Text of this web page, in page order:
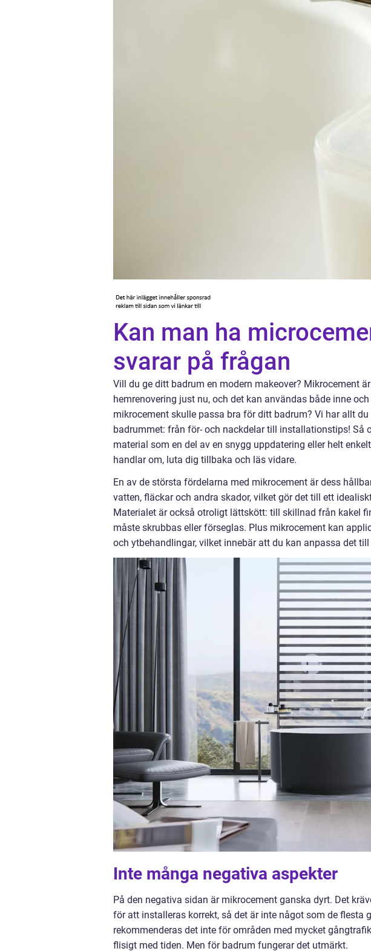
Kan man ha
svarar på frågan
Vill du ge ditt badrum en modern makeover? Mikrocement
hemrenovering just nu, och det kan användas både inne
mikrocement skulle passa bra för ditt badrum? Vi har allt
badrummet: från för- och nackdelar till installationstips! Så
material som en del av en snygg uppdatering eller helt
handlar om, luta dig tillbaka och läs vidare.
En av de största fördelarna med mikrocement är dess
vatten, fläckar och andra skador, vilket gör det till ett
Materialet är också otroligt lättskött: till skillnad från kakel
måste skrubbas eller förseglas. Plus mikrocement kan
och ytbehandlingar, vilket innebär att du kan anpassa det
Inte många negativa aspekter
På den negativa sidan är mikrocement ganska dyrt. Det
för att installeras korrekt, så det är inte något som de flesta
rekommenderas det inte för områden med mycket
flisigt med tiden. Men för badrum fungerar det utmärkt.